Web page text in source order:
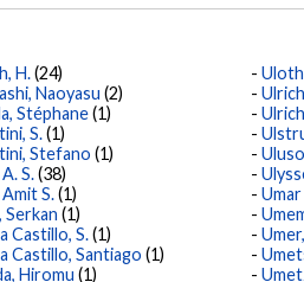
H.(24)
Naoyasu (2)
Stéphane(1)
S.(1)
Stefano (1)
S.(38)
S.(1)
Serkan (1)
Castillo, S.(1)
Castillo, Santiago (1)
Hiromu (1)